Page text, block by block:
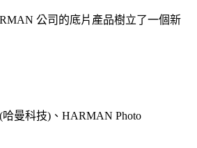
公司的底片產品樹立了一個新
曼科技)、HARMAN Photo